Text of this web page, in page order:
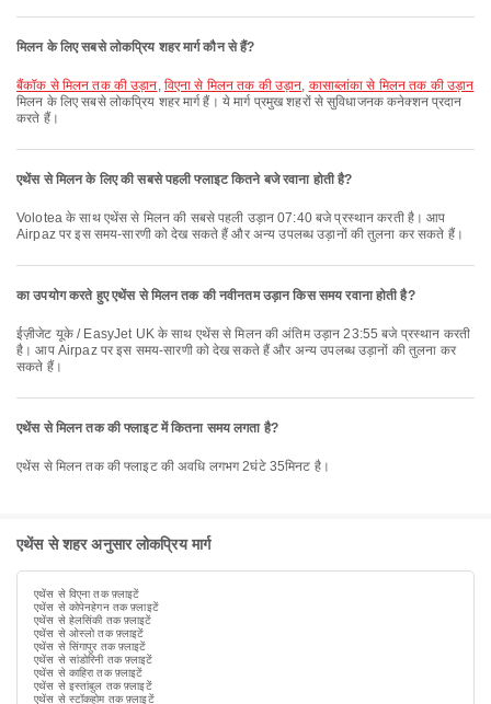
मिलन के लिए सबसे लोकप्रिय शहर मार्ग कौन से हैं?
बैंकॉक से मिलन तक की उड़ान, विएना से मिलन तक की उड़ान, कासाब्लांका से मिलन तक की उड़ान
मिलन के लिए सबसे लोकप्रिय शहर मार्ग हैं। ये मार्ग प्रमुख शहरों से सुविधाजनक कनेक्शन प्रदान
करते हैं।
एथेंस से मिलन के लिए की सबसे पहली फ्लाइट कितने बजे रवाना होती है?
Volotea के साथ एथेंस से मिलन की सबसे पहली उड़ान 07:40 बजे प्रस्थान करती है। आप
Airpaz पर इस समय-सारणी को देख सकते हैं और अन्य उपलब्ध उड़ानों की तुलना कर सकते हैं।
का उपयोग करते हुए एथेंस से मिलन तक की नवीनतम उड़ान किस समय रवाना होती है?
ईज़ीजेट यूके / EasyJet UK के साथ एथेंस से मिलन की अंतिम उड़ान 23:55 बजे प्रस्थान करती
है। आप Airpaz पर इस समय-सारणी को देख सकते हैं और अन्य उपलब्ध उड़ानों की तुलना कर
सकते हैं।
एथेंस से मिलन तक की फ्लाइट में कितना समय लगता है?
एथेंस से मिलन तक की फ्लाइट की अवधि लगभग 2घंटे 35मिनट है।
एथेंस से शहर अनुसार लोकप्रिय मार्ग
एथेंस से विएना तक फ़्लाइटें
एथेंस से कोपेनहेगन तक फ़्लाइटें
एथेंस से हेलसिंकी तक फ़्लाइटें
एथेंस से ओस्लो तक फ़्लाइटें
एथेंस से सिंगापुर तक फ़्लाइटें
एथेंस से सांडोरिनी तक फ़्लाइटें
एथेंस से काहिरा तक फ़्लाइटें
एथेंस से इस्तांबुल तक फ़्लाइटें
एथेंस से स्टॉकहोम तक फ़्लाइटें